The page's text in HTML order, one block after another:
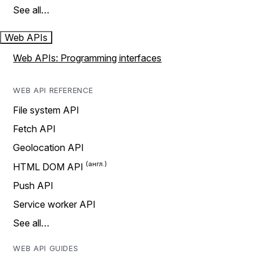
See all…
Web APIs
Web APIs: Programming interfaces
WEB API REFERENCE
File system API
Fetch API
Geolocation API
HTML DOM API
Push API
Service worker API
See all…
WEB API GUIDES